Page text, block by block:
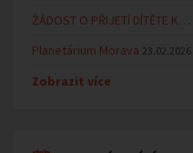
ŽÁDOST O PŘIJETÍ DÍTĚTE K…
Planetárium Morava 23.02.2026
Zobrazit více